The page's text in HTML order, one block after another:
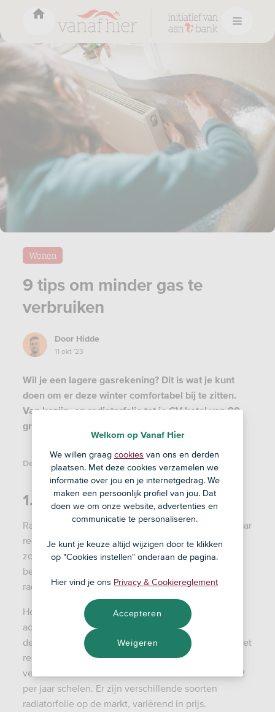
9 tips om minder gas te
verbruiken
Wonen
Door Hidde
11 okt '23
Wil je een lagere gasrekening? Dit is wat je kunt
doen om er deze winter comfortabel bij te zitten.
Van kozijn- en radiatorfolie tot je CV-ketel van 80
graden naar 60 graden zetten.
Deel dit artikel:
1. Geef je radiator wat liefde
Radiatoren verwarmen alle kanten op: naar links, naar
rechts, naar voren en naar achteren. En dat kan
zonde zijn. Als een radiator aan een buitenmuur
bevestigd is, ontsnapt er namelijk veel warmte. Met
radiatorfolie kan je dat probleem aanpakken.
Hoe het werkt? Je bevestigt de folie aan de
achterkant van de radiator, zodat het voortaan (een
deel van) de warmte weerkaatst, naar binnen toe. Het
resultaat is dat je radiatoren een stuk efficiënter
verwarmen. Per vierkante meter kan dit zomaar € 12
per jaar schelen. Er zijn verschillende soorten
radiatorfolie op de markt, variërend in prijs.
Welkom op Vanaf Hier
We willen graag cookies van ons en derden
plaatsen. Met deze cookies verzamelen we
informatie over jou en je internetgedrag. We
maken een persoonlijk profiel van jou. Dat
doen we om onze website, advertenties en
communicatie te personaliseren.
Je kunt je keuze altijd wijzigen door te klikken
op "Cookies instellen" onderaan de pagina.
Hier vind je ons Privacy & Cookiereglement
Weigeren
Accepteren